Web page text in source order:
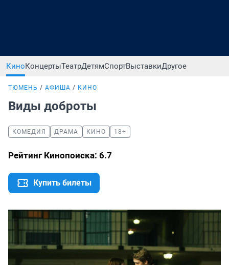
КиноКонцертыТеатрДетямСпортВыставкиДругое
ТЮМЕНЬ АФИША КИНО
Виды доброты
КОМЕДИЯ ДРАМА КИНО 18+
Рейтинг Кинопоиска: 6.7
Купить билеты